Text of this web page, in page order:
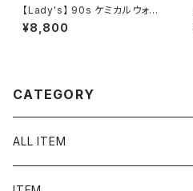
【Lady's】 90s ケミカルウォッ
シュ デニム ミニ スカート / 90
年代 古着 レディース N1586
¥8,800
CATEGORY
ALL ITEM